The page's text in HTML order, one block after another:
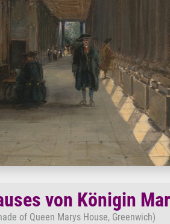
von Königin
of Queen Marys House, Greenwich)